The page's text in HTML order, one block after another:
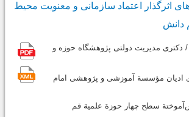
اثرگذار اعتماد سازمانی و معنویت محیط
دانش
/ دکتری مدیریت دولتی پژوهشگاه حوزه و
ادیان مؤسسة آموزشی و پژوهشی امام
سطح چهار حوزة علمیة قم